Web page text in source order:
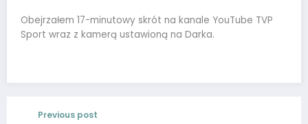
Obejrzałem 17-minutowy skrót na kanale YouTube TVP
Sport wraz z kamerą ustawioną na Darka.
Previous post